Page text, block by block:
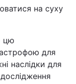
на суху
цю
для
наслідки для